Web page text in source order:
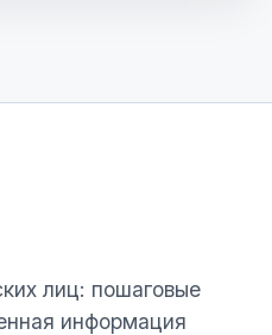
лиц: пошаговые
информация